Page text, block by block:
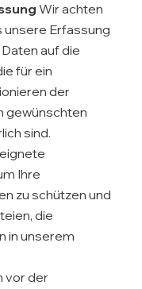
Wir achten
unsere Erfassung
auf die
für ein
der
gewünschten
sind.
Ihre
zu schützen und
die
in unserem
vor der